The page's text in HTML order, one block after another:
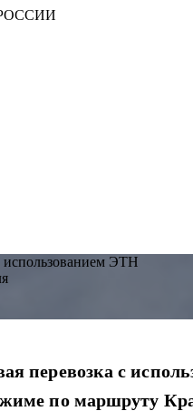
использованием ЭТН
перевозка с
по маршруту